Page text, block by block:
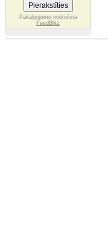
Pakalpojumu nodrošina
FeedBlitz